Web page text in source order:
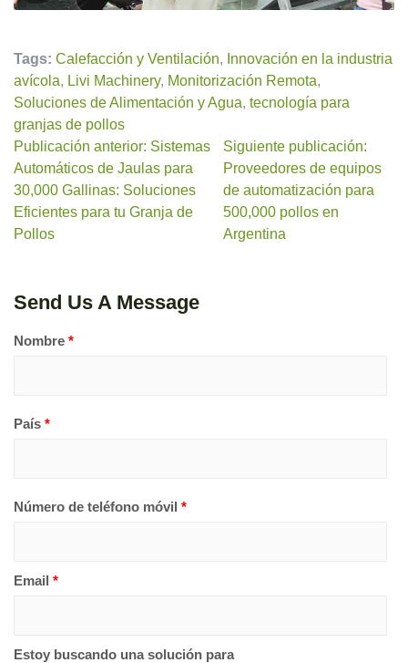
Tags: Calefacción y Ventilación, Innovación en la industria
avícola, Livi Machinery, Monitorización Remota,
Soluciones de Alimentación y Agua, tecnología para
granjas de pollos
Publicación anterior: Sistemas
Automáticos de Jaulas para
30,000 Gallinas: Soluciones
Eficientes para tu Granja de
Pollos
Siguiente publicación:
Proveedores de equipos
de automatización para
500,000 pollos en
Argentina
Send Us A Message
Nombre *
País *
Número de teléfono móvil *
Email *
Estoy buscando una solución para